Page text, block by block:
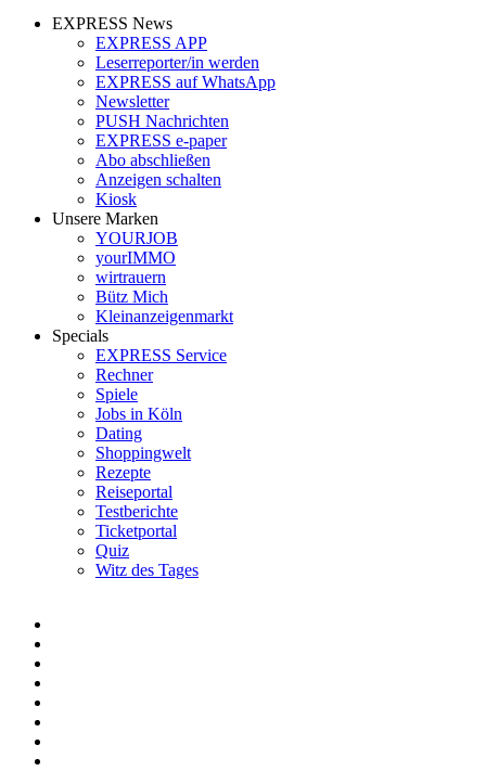
EXPRESS News
EXPRESS APP
Leserreporter/in werden
EXPRESS auf WhatsApp
Newsletter
PUSH Nachrichten
EXPRESS e-paper
Abo abschließen
Anzeigen schalten
Kiosk
Unsere Marken
YOURJOB
yourIMMO
wirtrauern
Bütz Mich
Kleinanzeigenmarkt
Specials
EXPRESS Service
Rechner
Spiele
Jobs in Köln
Dating
Shoppingwelt
Rezepte
Reiseportal
Testberichte
Ticketportal
Quiz
Witz des Tages